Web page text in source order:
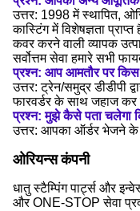
उत्तर: 1998 में स्थापित,
कास्टिंग में विशेषज्ञता
कवर करने वाली व्यापक
सर्वोत्तम सेवा हमारे सभी
प्रश्न: आप आमतौर पर किस
उत्तर: ट्रेन/समुद्र डीडीपी
फारवर्डर के साथ जहाज
प्रश्न: मुझे कैसे पता चलेगा
उत्तर: आपका ऑर्डर भेजने के
ओरियन्स कंपनी
धातु स्टैम्पिंग पार्ट्स और
और ONE-STOP सेवा